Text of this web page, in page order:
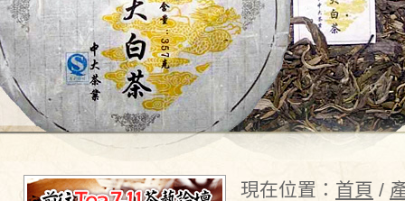
現在位置： 首頁 /